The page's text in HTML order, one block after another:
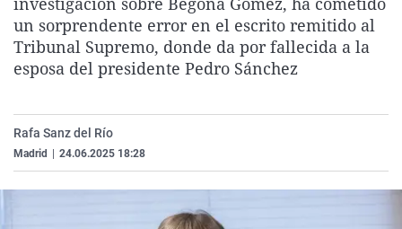
La rosa de los vientos
Gente viajera
Como el perro y el
Caso
Retornados
Equipo de
Extremadura
Galicia
La Rioja
Virales
Televisión
Elecciones
un sorprendente error en el escrito remitido al
Tribunal Supremo, donde da por fallecida a la
esposa del presidente Pedro Sánchez
Rafa Sanz del Río
Madrid 24.06.2025 18:28